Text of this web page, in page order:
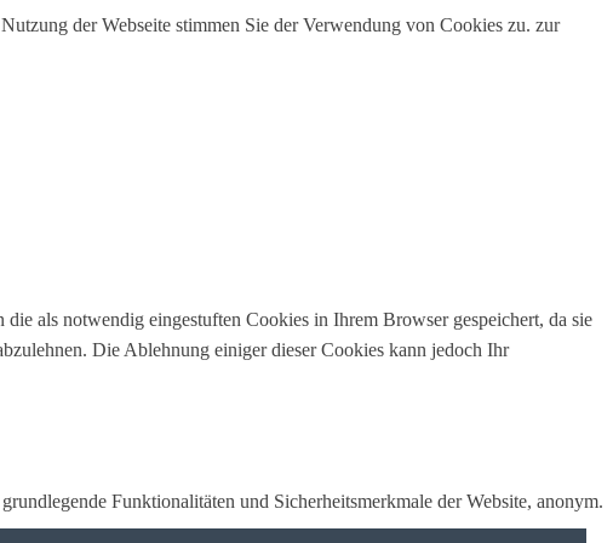
der Webseite stimmen Sie der Verwendung von Cookies zu. zur
als notwendig eingestuften Cookies in Ihrem Browser gespeichert, da sie
Die Ablehnung einiger dieser Cookies kann jedoch Ihr
Funktionalitäten und Sicherheitsmerkmale der Website, anonym.